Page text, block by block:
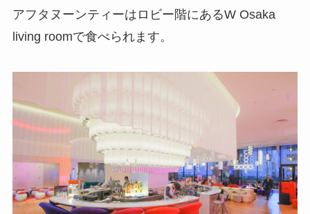
アフタヌーンティーはロビー階にあるW Osaka
living roomで食べられます。